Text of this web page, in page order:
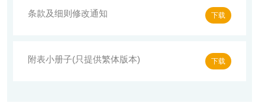
条款及细则修改通知 下载
附表小册子(只提供繁体版本) 下载